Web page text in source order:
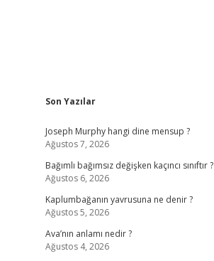
Sidebar
Son Yazılar
Joseph Murphy hangi dine mensup ?
Ağustos 7, 2026
Bağımlı bağımsız değişken kaçıncı sınıftır ?
Ağustos 6, 2026
Kaplumbağanın yavrusuna ne denir ?
Ağustos 5, 2026
Ava’nın anlamı nedir ?
Ağustos 4, 2026